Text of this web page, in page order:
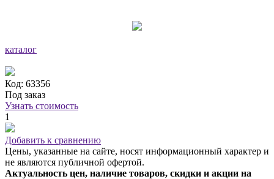
каталог
Код: 63356
Под заказ
Узнать стоимость
1
Добавить к сравнению
Цены, указанные на сайте, носят информационный характер и
не являются публичной офертой.
Актуальность цен, наличие товаров, скидки и акции на